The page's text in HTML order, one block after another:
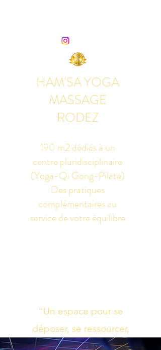
HAM'SA YOGA
MASSAGE
RODEZ
190 m2 dédiés à un
centre pluridisciplinaire
(Yoga-Qi Gong-Pilate)
Des pratiques
complémentaires au
service de votre équilibre
"Un espace pour se
déposer, se ressourcer,
s’harmoniser"